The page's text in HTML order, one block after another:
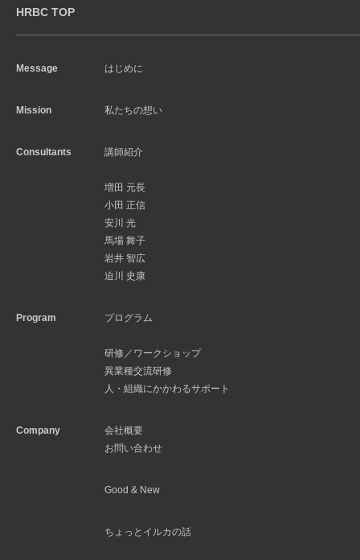
HRBC TOP
Message はじめに
Mission 私たちの想い
Consultants 講師紹介
増田 元長
小田 正信
安川 光
馬場 舞子
岩井 智広
迫川 史康
Program プログラム
研修／ワークショップ
異業種交流研修
人・組織にかかわるサポート
Company
会社概要
お問い合わせ
Good & New
ちょっとイルカの話